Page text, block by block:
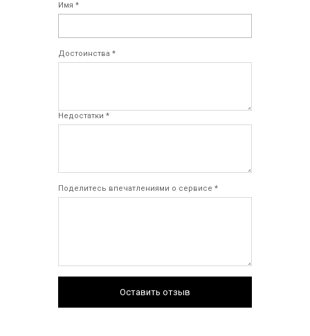
Имя *
Достоинства *
Недостатки *
Поделитесь впечатлениями о сервисе *
Оставить отзыв